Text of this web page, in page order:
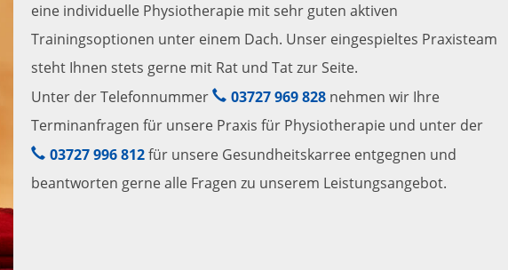
eine individuelle Physiotherapie mit sehr guten aktiven
Trainingsoptionen unter einem Dach. Unser eingespieltes Praxisteam
steht Ihnen stets gerne mit Rat und Tat zur Seite.
Unter der Telefonnummer
03727 969 828nehmen wir Ihre
Terminanfragen für unsere Praxis für Physiotherapie und unter der
03727 996 812für unsere Gesundheitskarree entgegnen und
beantworten gerne alle Fragen zu unserem Leistungsangebot.